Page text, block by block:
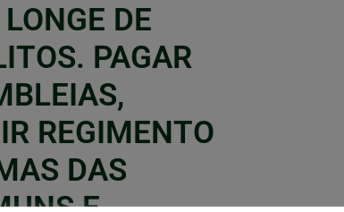
DE
PAGAR
REGIMENTO
DAS